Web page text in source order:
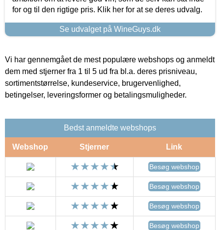
for og til den rigtige pris. Klik her for at se deres udvalg.
Se udvalget på WineGuys.dk
Vi har gennemgået de mest populære webshops og anmeldt
dem med stjerner fra 1 til 5 ud fra bl.a. deres prisniveau,
sortimentstørrelse, kundeservice, brugervenlighed,
betingelser, leveringsformer og betalingsmuligheder.
Bedst anmeldte webshops
Webshop Stjerner Link
Besøg webshop
Besøg webshop
Besøg webshop
Besøg webshop